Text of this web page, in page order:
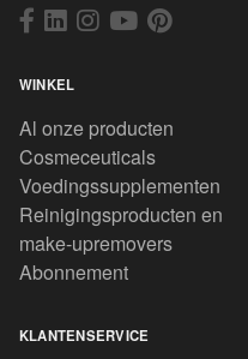
WINKEL
Al onze producten
Cosmeceuticals
Voedingssupplementen
Reinigingsproducten en
make-upremovers
Abonnement
KLANTENSERVICE